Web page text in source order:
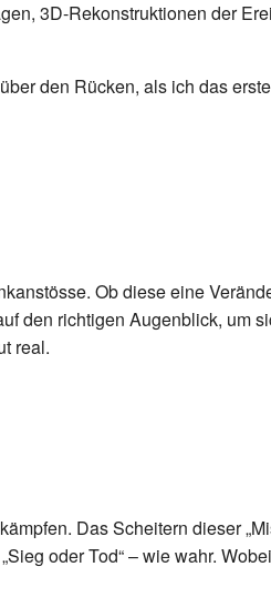
3D-Rekonstruktionen der
den Rücken, als ich das erste
Ob diese eine
den richtigen Augenblick, um
real.
Das Scheitern dieser
oder Tod“ – wie wahr.